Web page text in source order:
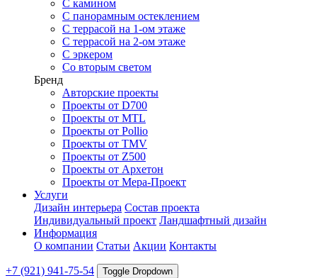
С камином
С панорамным остеклением
С террасой на 1-ом этаже
С террасой на 2-ом этаже
С эркером
Со вторым светом
Бренд
Авторские проекты
Проекты от D700
Проекты от MTL
Проекты от Pollio
Проекты от TMV
Проекты от Z500
Проекты от Архетон
Проекты от Мера-Проект
Услуги
Дизайн интерьера Состав проекта
Индивидуальный проект Ландшафтный дизайн
Информация
О компании Статьи Акции Контакты
+7 (921) 941-75-54 Toggle Dropdown